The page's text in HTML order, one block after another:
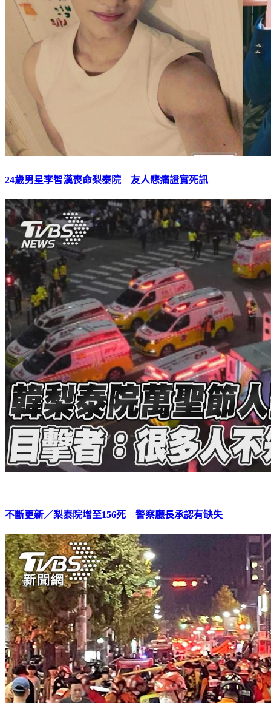
24歲男星李智漢喪命梨泰院 友人悲痛證實死訊
不斷更新／梨泰院增至156死 警察廳長承認有缺失